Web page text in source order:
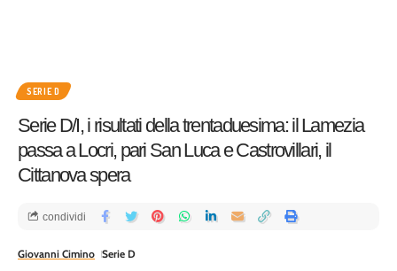
SERIE D
Serie D/I, i risultati della trentaduesima: il Lamezia
passa a Locri, pari San Luca e Castrovillari, il
Cittanova spera
Giovanni Cimino Serie D
condividi